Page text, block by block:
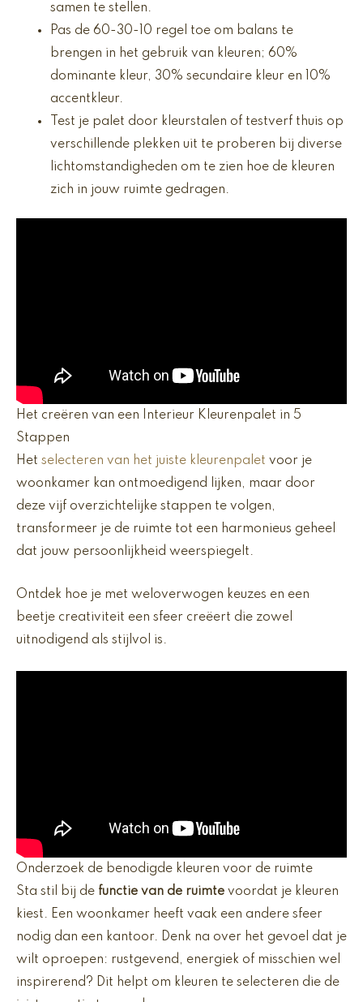
samen te stellen.
Pas de 60-30-10 regel toe om balans te
brengen in het gebruik van kleuren; 60%
dominante kleur, 30% secundaire kleur en 10%
accentkleur.
Test je palet door kleurstalen of testverf thuis op
verschillende plekken uit te proberen bij diverse
lichtomstandigheden om te zien hoe de kleuren
zich in jouw ruimte gedragen.
Het creëren van een Interieur Kleurenpalet in 5
Stappen
Het selecteren van het juiste kleurenpalet voor je
woonkamer kan ontmoedigend lijken, maar door
deze vijf overzichtelijke stappen te volgen,
transformeer je de ruimte tot een harmonieus geheel
dat jouw persoonlijkheid weerspiegelt.
Ontdek hoe je met weloverwogen keuzes en een
beetje creativiteit een sfeer creëert die zowel
uitnodigend als stijlvol is.
Onderzoek de benodigde kleuren voor de ruimte
Sta stil bij de functie van de ruimte voordat je kleuren
kiest. Een woonkamer heeft vaak een andere sfeer
nodig dan een kantoor. Denk na over het gevoel dat je
wilt oproepen: rustgevend, energiek of misschien wel
inspirerend? Dit helpt om kleuren te selecteren die de